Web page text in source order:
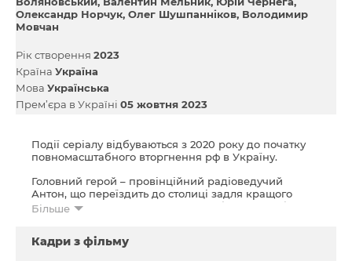
Олександр Норчук Олег Шушпанніков Володимир
Мовчан
Рік створення 2023
Країна Україна
Мова Українська
Прем’єра в Україні 05 жовтня 2023
Події серіалу відбуваються з 2020 року до початку
повномасштабного вторгнення рф в Україну.
Головний герой – провінційний радіоведучий
Антон, що переїздить до столиці задля кращого
життя. В пошуках простої, але прибуткової роботи,
рядової «мавпочки», Антон швидко просувається по
Більше
Кадри з фільму